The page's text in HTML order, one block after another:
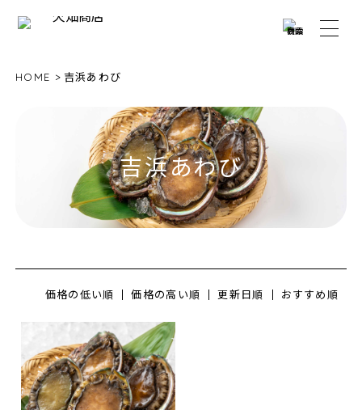
HOME 吉浜あわび
吉浜あわび
価格の低い順 価格の高い順 更新日順 おすすめ順